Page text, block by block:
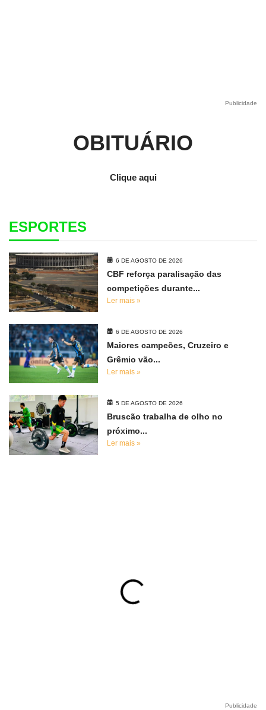
Publicidade
OBITUÁRIO
Clique aqui
ESPORTES
6 DE AGOSTO DE 2026
CBF reforça paralisação das
competições durante...
Ler mais »
6 DE AGOSTO DE 2026
Maiores campeões, Cruzeiro e
Grêmio vão...
Ler mais »
5 DE AGOSTO DE 2026
Bruscão trabalha de olho no
próximo...
Ler mais »
Publicidade